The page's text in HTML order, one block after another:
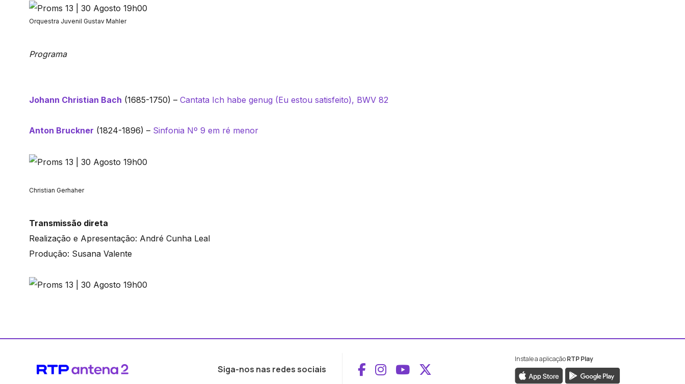
Orquestra Juvenil Gustav Mahler
Programa
Johann Christian Bach (1685-1750) – Cantata Ich habe genug (Eu estou satisfeito), BWV 82
Anton Bruckner (1824-1896) – Sinfonia Nº 9 em ré menor
Christian Gerhaher
Transmissão direta
Realização e Apresentação: André Cunha Leal
Produção: Susana Valente
Siga-nos nas redes sociais Aceder ao Facebook da RTP Antena 2
Aceder ao Instagram da RTP Antena 2
Aceder ao YouTube da RTP Antena 2
Aceder ao X da RTP Antena 2
Instale a aplicaçãoRTP Play